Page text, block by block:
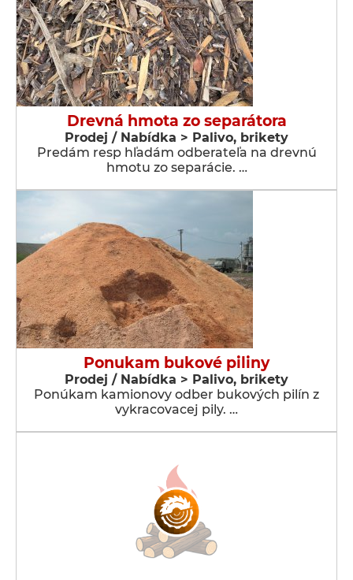
Drevná hmota zo separátora
Prodej / Nabídka > Palivo, brikety
Predám resp hľadám odberateľa na drevnú
hmotu zo separácie. …
Ponukam bukové piliny
Prodej / Nabídka > Palivo, brikety
Ponúkam kamionovy odber bukových pilín z
vykracovacej pily. …